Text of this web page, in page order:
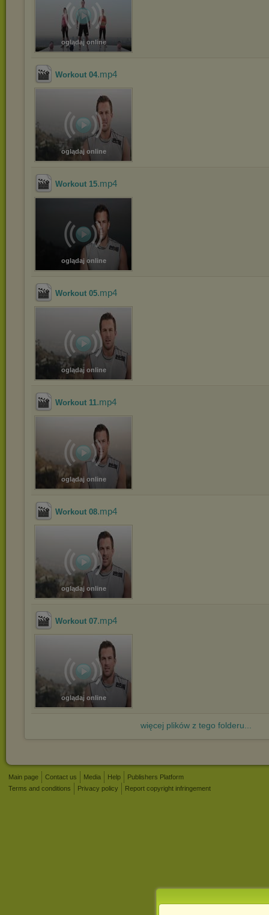
oglądaj online
Workout 04.mp4
oglądaj online
Workout 15.mp4
oglądaj online
Workout 05.mp4
oglądaj online
Workout 11.mp4
oglądaj online
Workout 08.mp4
oglądaj online
Workout 07.mp4
oglądaj online
więcej plików z tego folderu...
Main page Contact us Media Help
Publishers Platform
Terms and conditions
Privacy policy Report copyright infringement